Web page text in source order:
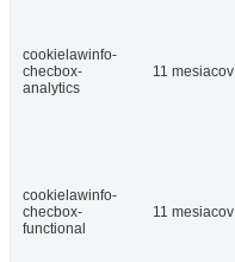
cookielawinfo-
checbox-
analytics
11 mesiacov
cookielawinfo-
checbox-
functional
11 mesiacov